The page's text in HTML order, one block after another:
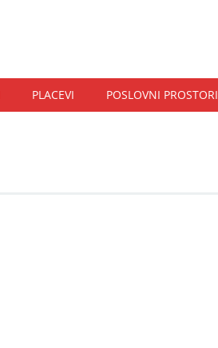
PLACEVI POSLOVNI PROSTORI